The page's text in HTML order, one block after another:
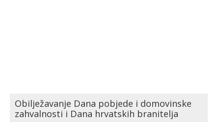
Obilježavanje Dana pobjede i domovinske
zahvalnosti i Dana hrvatskih branitelja